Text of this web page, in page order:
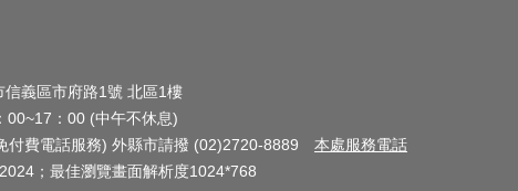
義區市府路1號 北區1樓
00~17：00 (中午不休息)
付費電話服務) 外縣市請撥 (02)2720-8889 本處服務電話
；最佳瀏覽畫面解析度1024*768